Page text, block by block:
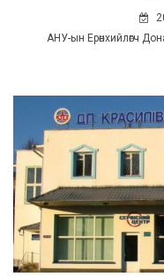
АНУ-ын Ерөнхийлөгч